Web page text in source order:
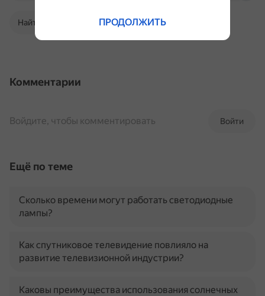
Найти в Поиске
Комментарии
Войти
Войдите, чтобы комментировать
Ещё по теме
Сколько времени могут работать светодиодные
лампы?
Как спутниковое телевидение повлияло на
развитие телевизионной индустрии?
Каковы преимущества использования солнечных
ПРОДОЛЖИТЬ